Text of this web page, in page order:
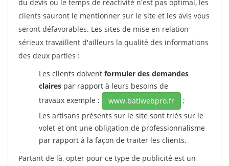
du devis ou le temps de réactivité n'est pas optimal, les
clients sauront le mentionner sur le site et les avis vous
seront défavorables. Les sites de mise en relation
sérieux travaillent d'ailleurs la qualité des informations
des deux parties :
Les clients doivent formuler des demandes
claires par rapport à leurs besoins de
travaux exemple :
www.batiwebpro.fr
;
Les artisans présents sur le site sont triés sur le
volet et ont une obligation de professionnalisme
par rapport à la façon de traiter les clients.
Partant de là, opter pour ce type de publicité est un